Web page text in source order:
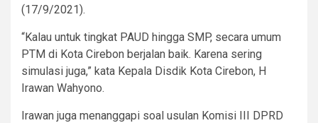
(17/9/2021).
“Kalau untuk tingkat PAUD hingga SMP, secara umum
PTM di Kota Cirebon berjalan baik. Karena sering
simulasi juga,” kata Kepala Disdik Kota Cirebon, H
Irawan Wahyono.
Irawan juga menanggapi soal usulan Komisi III DPRD